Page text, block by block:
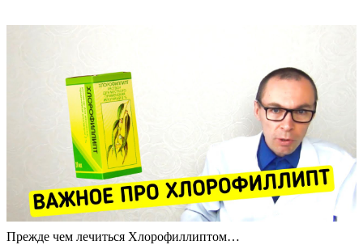
Прежде чем лечиться Хлорофиллиптом…